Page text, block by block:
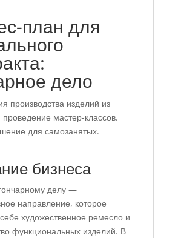
план для
дело
производства изделий из
проведение мастер-классов.
для самозанятых.
бизнеса
делу —
направление, которое
художественное ремесло и
функциональных изделий. В